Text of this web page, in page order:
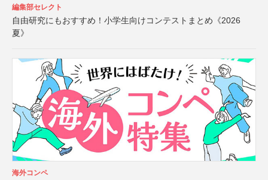
編集部セレクト
自由研究にもおすすめ！小学生向けコンテストまとめ《2026
夏》
海外コンペ